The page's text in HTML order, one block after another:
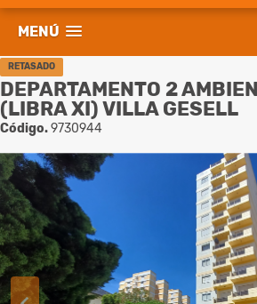
MENÚ
RETASADO
DEPARTAMENTO 2
(LIBRA XI) VILLA GESELL
Código.9730944